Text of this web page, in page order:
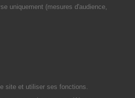
uniquement (mesures d'audience,
site et utiliser ses fonctions.